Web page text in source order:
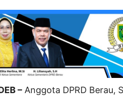
– Anggota DPRD Berau,